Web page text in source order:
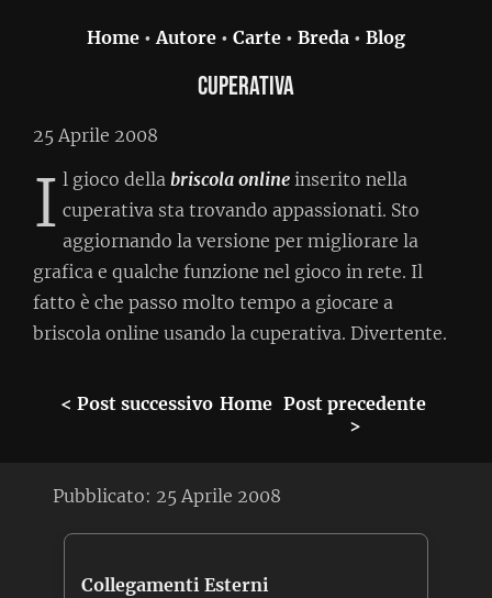
Home •Autore • Carte • Breda • Blog
Cuperativa
25 Aprile 2008
I l gioco della briscola online inserito nella
cuperativa sta trovando appassionati. Sto
aggiornando la versione per migliorare la
grafica e qualche funzione nel gioco in rete. Il
fatto è che passo molto tempo a giocare a
briscola online usando la cuperativa. Divertente.
< Post successivo Home Post precedente
>
Pubblicato: 25 Aprile 2008
Collegamenti Esterni